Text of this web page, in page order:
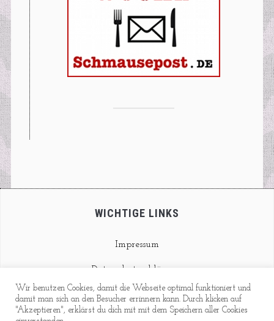
WICHTIGE LINKS
Impressum
Datenschutzerklärung
Kontakt
Wir benutzen Cookies, damit die Webseite optimal funktioniert und
damit man sich an den Besucher errinnern kann. Durch klicken auf
"Akzeptieren", erklärst du dich mit mit dem Speichern aller Cookies